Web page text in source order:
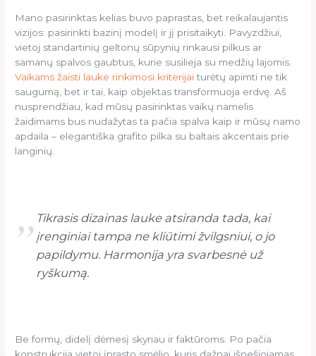
Mano pasirinktas kelias buvo paprastas, bet reikalaujantis
vizijos: pasirinkti bazinį modelį ir jį prisitaikyti. Pavyzdžiui,
vietoj standartinių geltonų sūpynių rinkausi pilkus ar
samanų spalvos gaubtus, kurie susilieja su medžių lajomis.
Vaikams žaisti lauke rinkimosi kriterijaiturėtų apimti ne tik
saugumą, bet ir tai, kaip objektas transformuoja erdvę. Aš
nusprendžiau, kad mūsų pasirinktas vaikų namelis
žaidimams bus nudažytas ta pačia spalva kaip ir mūsų namo
apdaila – elegantiška grafito pilka su baltais akcentais prie
langinių.
„Tikrasis dizainas lauke atsiranda tada, kai
įrenginiai tampa ne kliūtimi žvilgsniui, o jo
papildymu. Harmonija yra svarbesnė už
ryškumą.
Be formų, didelį dėmesį skyriau ir faktūroms. Po pačia